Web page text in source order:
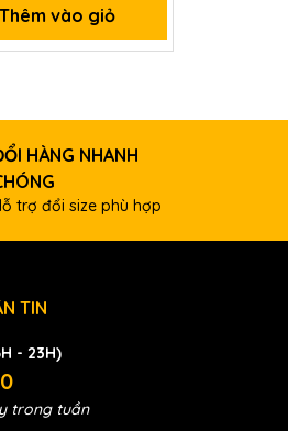
Thêm vào giỏ
HÀNG NHANH
trợ đổi size phù hợp
TIN
- 23H)
trong tuần